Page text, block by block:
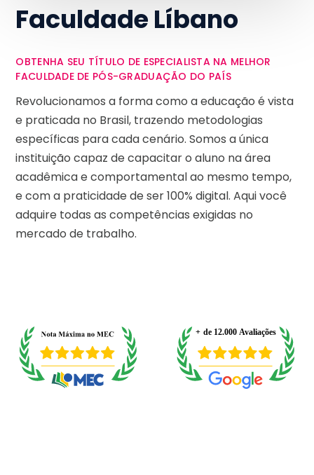
Faculdade Líbano
OBTENHA SEU TÍTULO DE ESPECIALISTA NA MELHOR
FACULDADE DE PÓS-GRADUAÇÃO DO PAÍS
Revolucionamos a forma como a educação é vista
e praticada no Brasil, trazendo metodologias
específicas para cada cenário. Somos a única
instituição capaz de capacitar o aluno na área
acadêmica e comportamental ao mesmo tempo,
e com a praticidade de ser 100% digital. Aqui você
adquire todas as competências exigidas no
mercado de trabalho.